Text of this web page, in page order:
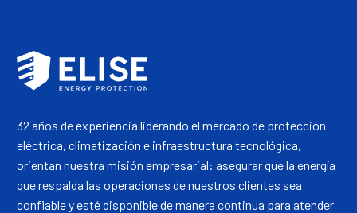
32 años de experiencia liderando el mercado de protección
eléctrica, climatización e infraestructura tecnológica,
orientan nuestra misión empresarial: asegurar que la energía
que respalda las operaciones de nuestros clientes sea
confiable y esté disponible de manera continua para atender